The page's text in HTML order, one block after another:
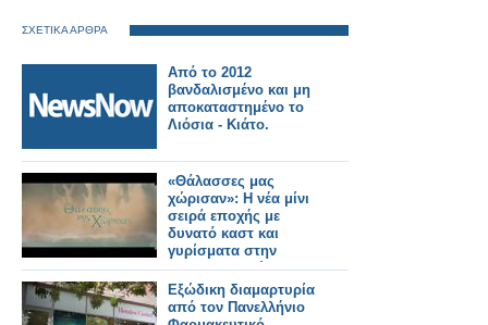
ΣΧΕΤΙΚΑ ΑΡΘΡΑ
Από το 2012
βανδαλισμένο και μη
αποκαταστημένο το
Λιόσια - Κιάτο.
«Θάλασσες μας
χώρισαν»: Η νέα μίνι
σειρά εποχής με
δυνατό καστ και
γυρίσματα στην
Κωνσταντινούπολη -
Δείτε το τρέιλερ
Εξώδικη διαμαρτυρία
από τον Πανελλήνιο